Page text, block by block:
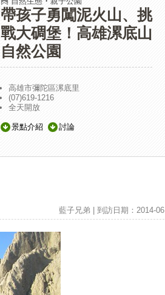
帶孩子勇闖泥火山、挑
戰大碉堡！高雄漯底山
自然公園
高雄市彌陀區漯底里
(07)619-1216
全天開放
景點介紹 討論
藍子兄弟 | 到訪日期：2014-06